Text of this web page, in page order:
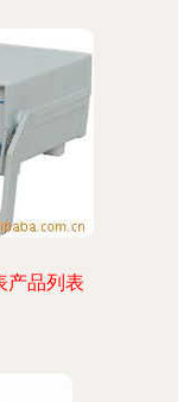
产品列表